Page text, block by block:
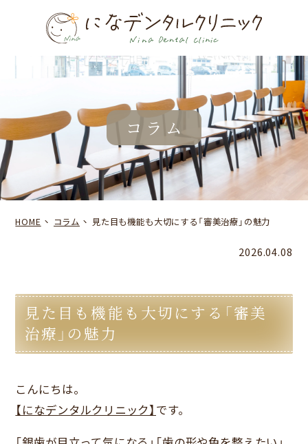
コラム
HOME コラム 見た目も機能も大切にする「審美治療」の魅力
2026.04.08
見た目も機能も大切にする「審美
治療」の魅力
こんにちは。
【になデンタルクリニック】 です。